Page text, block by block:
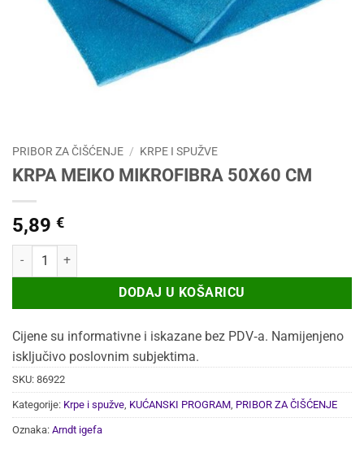
PRIBOR ZA ČIŠĆENJE / KRPE I SPUŽVE
KRPA MEIKO MIKROFIBRA 50X60 CM
5,89 €
KRPA MEIKO MIKROFIBRA 50X60 CM količina
DODAJ U KOŠARICU
Cijene su informativne i iskazane bez PDV‑a. Namijenjeno
isključivo poslovnim subjektima.
SKU: 86922
Kategorije: Krpe i spužve KUĆANSKI PROGRAM PRIBOR ZA ČIŠĆENJE
Oznaka: Arndt igefa